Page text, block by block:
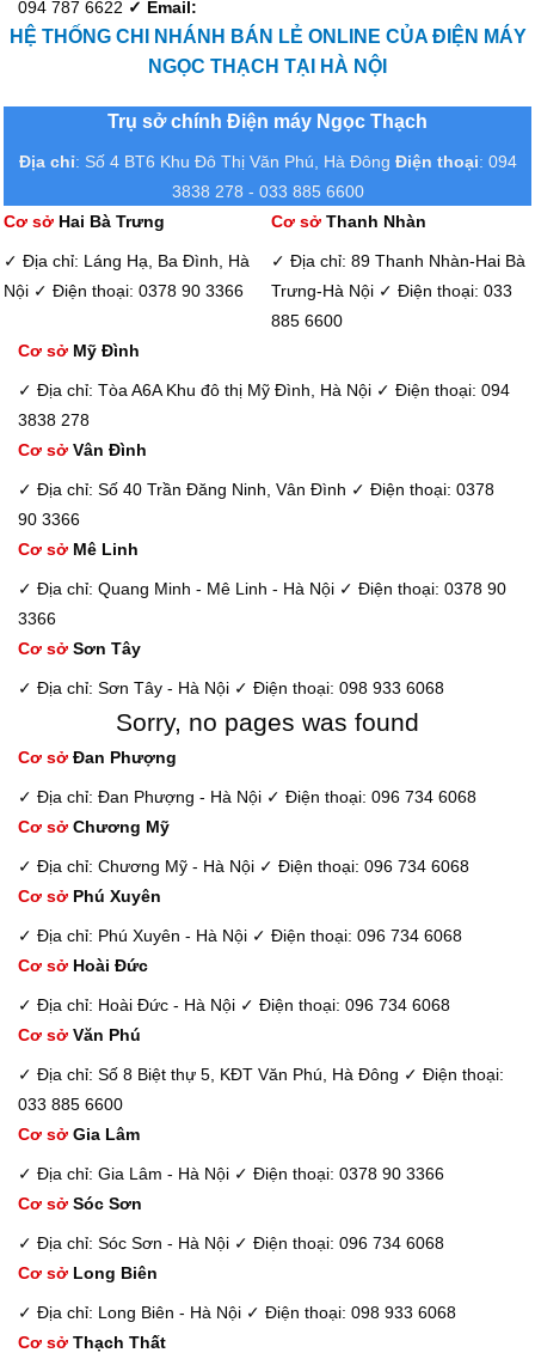
094 787 6622 ✓ Email:
HỆ THỐNG CHI NHÁNH BÁN LẺ ONLINE CỦA ĐIỆN MÁY
NGỌC THẠCH TẠI HÀ NỘI
Trụ sở chính Điện máy Ngọc Thạch
Địa chỉ: Số 4 BT6 Khu Đô Thị Văn Phú, Hà Đông Điện thoại: 094
3838 278 - 033 885 6600
Cơ sởHai Bà Trưng
✓ Địa chỉ: Láng Hạ, Ba Đình, Hà
Nội ✓ Điện thoại: 0378 90 3366
Cơ sởThanh Nhàn
✓ Địa chỉ: 89 Thanh Nhàn-Hai Bà
Trưng-Hà Nội ✓ Điện thoại: 033
885 6600
Cơ sở Mỹ Đình
✓ Địa chỉ: Tòa A6A Khu đô thị Mỹ Đình, Hà Nội ✓ Điện thoại: 094
3838 278
Cơ sở Vân Đình
✓ Địa chỉ: Số 40 Trần Đăng Ninh, Vân Đình ✓ Điện thoại: 0378
90 3366
Cơ sở Mê Linh
✓ Địa chỉ: Quang Minh - Mê Linh - Hà Nội ✓ Điện thoại: 0378 90
3366
Cơ sở Sơn Tây
✓ Địa chỉ: Sơn Tây - Hà Nội ✓ Điện thoại: 098 933 6068
Sorry, no pages was found
Cơ sở Đan Phượng
✓ Địa chỉ: Đan Phượng - Hà Nội ✓ Điện thoại: 096 734 6068
Cơ sở Chương Mỹ
✓ Địa chỉ: Chương Mỹ - Hà Nội ✓ Điện thoại: 096 734 6068
Cơ sở Phú Xuyên
✓ Địa chỉ: Phú Xuyên - Hà Nội ✓ Điện thoại: 096 734 6068
Cơ sở Hoài Đức
✓ Địa chỉ: Hoài Đức - Hà Nội ✓ Điện thoại: 096 734 6068
Cơ sở Văn Phú
✓ Địa chỉ: Số 8 Biệt thự 5, KĐT Văn Phú, Hà Đông ✓ Điện thoại:
033 885 6600
Cơ sở Gia Lâm
✓ Địa chỉ: Gia Lâm - Hà Nội ✓ Điện thoại: 0378 90 3366
Cơ sở Sóc Sơn
✓ Địa chỉ: Sóc Sơn - Hà Nội ✓ Điện thoại: 096 734 6068
Cơ sở Long Biên
✓ Địa chỉ: Long Biên - Hà Nội ✓ Điện thoại: 098 933 6068
Cơ sở Thạch Thất